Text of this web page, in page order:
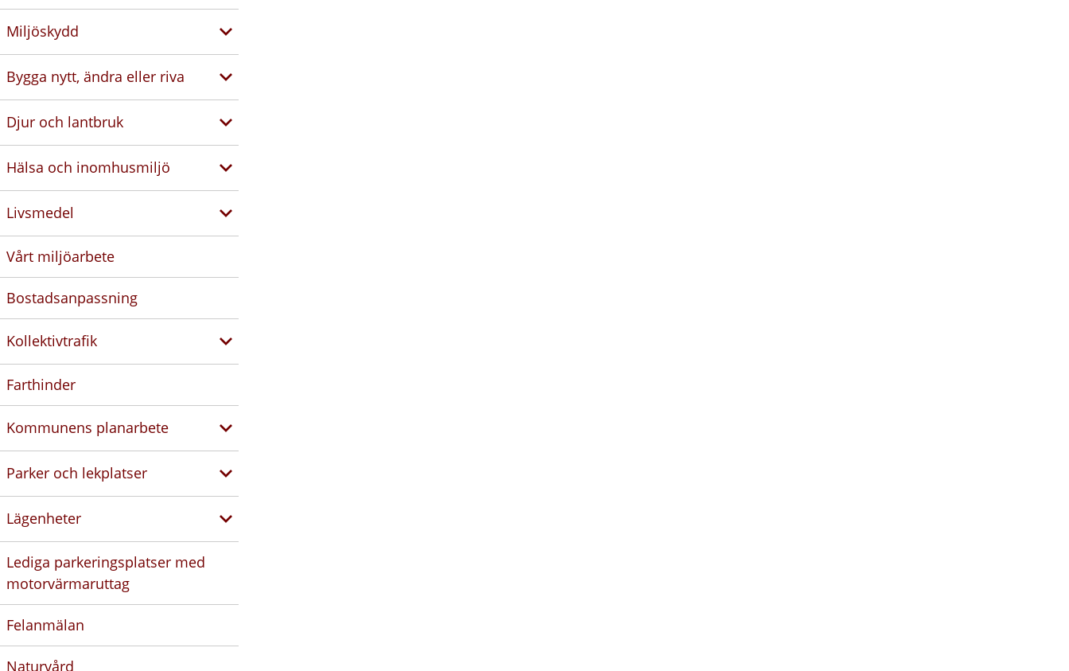
Miljöskydd
Bygga nytt, ändra eller riva
Djur och lantbruk
Hälsa och inomhusmiljö
Livsmedel
Vårt miljöarbete
Bostadsanpassning
Kollektivtrafik
Farthinder
Kommunens planarbete
Parker och lekplatser
Lägenheter
Lediga parkeringsplatser med
motorvärmaruttag
Felanmälan
Naturvård